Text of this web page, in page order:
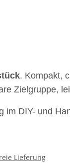
. Kompakt,
Zielgruppe,
im DIY- und
Lieferung